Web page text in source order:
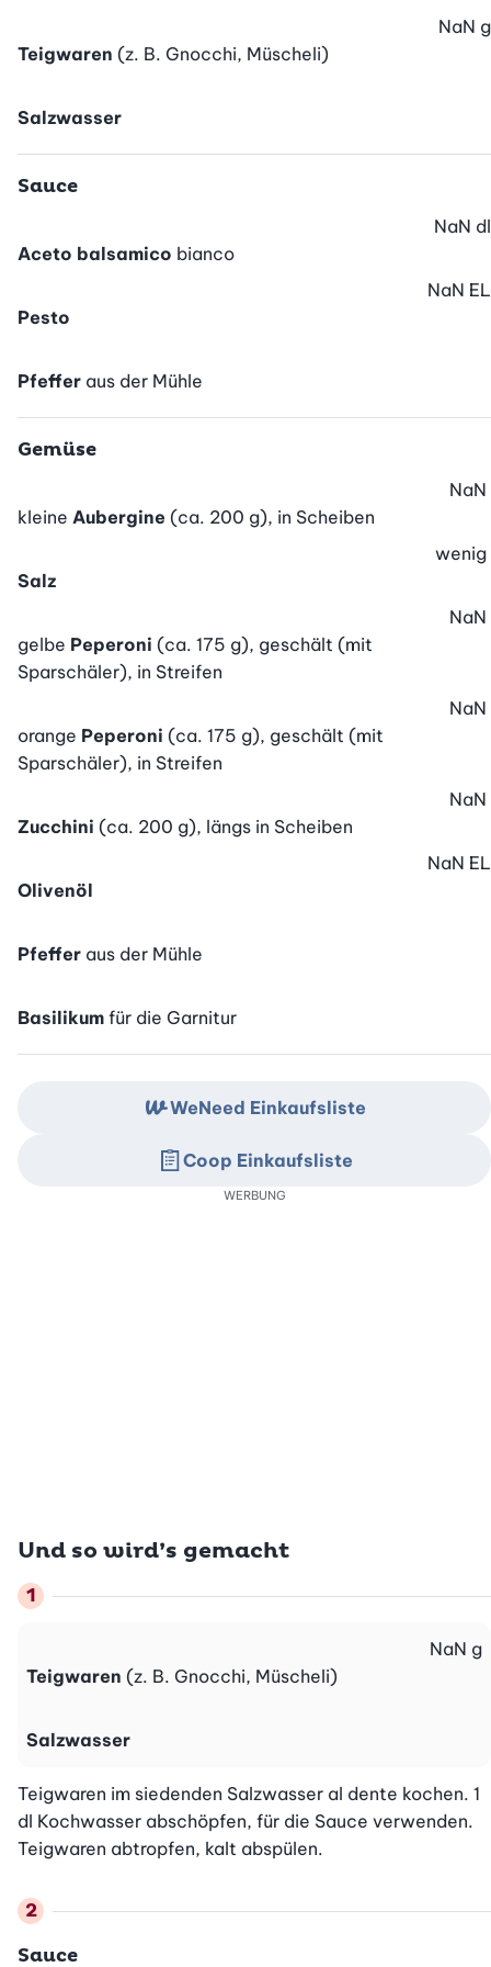
Teigwaren (z. B. Gnocchi, Müscheli)
NaN g
Salzwasser
Sauce
Aceto balsamico bianco
NaN dl
Pesto
NaN EL
Pfeffer aus der Mühle
Gemüse
kleine Aubergine (ca. 200 g), in Scheiben
NaN
Salz
wenig
gelbe Peperoni (ca. 175 g), geschält (mit
Sparschäler), in Streifen
NaN
orange Peperoni (ca. 175 g), geschält (mit
Sparschäler), in Streifen
NaN
Zucchini (ca. 200 g), längs in Scheiben
NaN
Olivenöl
NaN EL
Pfeffer aus der Mühle
Basilikum für die Garnitur
Und so wird’s gemacht
Teigwaren (z. B. Gnocchi, Müscheli)
NaN g
Salzwasser
Teigwaren im siedenden Salzwasser al dente kochen. 1
dl Kochwasser abschöpfen, für die Sauce verwenden.
Teigwaren abtropfen, kalt abspülen.
Sauce
WeNeed Einkaufsliste
Coop Einkaufsliste
WERBUNG